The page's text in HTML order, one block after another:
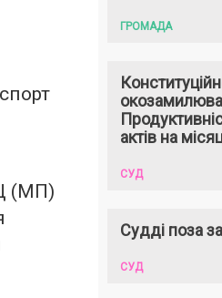
(МП)
ГРОМАДА
актів на
СУД
Судді поза
СУД